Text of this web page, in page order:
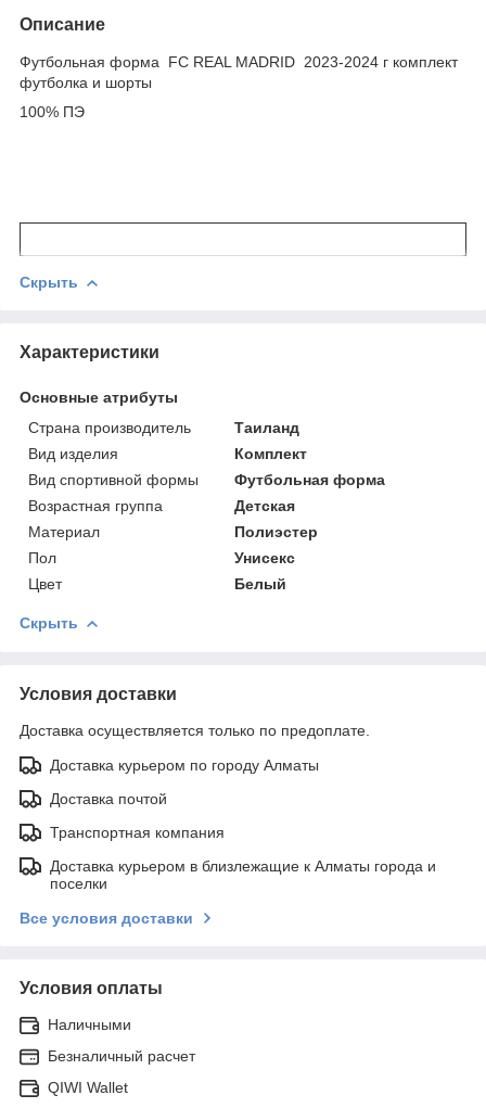
Описание
Футбольная форма FC REAL MADRID 2023-2024 г комплект
футболка и шорты
100% ПЭ
Скрыть
Характеристики
Основные атрибуты
Страна производитель
Таиланд
Вид изделия
Комплект
Вид спортивной формы
Футбольная форма
Возрастная группа
Детская
Материал
Полиэстер
Пол
Унисекс
Цвет
Белый
Скрыть
Условия доставки
Доставка осуществляется только по предоплате.
Доставка курьером по городу Алматы
Доставка почтой
Транспортная компания
Доставка курьером в близлежащие к Алматы города и
поселки
Все условия доставки
Условия оплаты
Наличными
Безналичный расчет
QIWI Wallet